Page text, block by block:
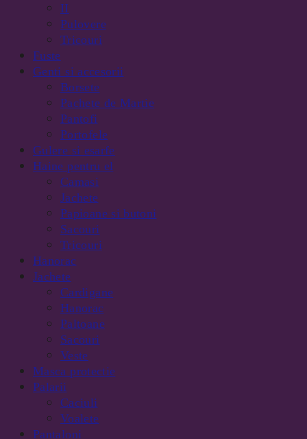
II
Pulovere
Tricouri
Fuste
Genti si accesorii
Borsete
Pachete de Martie
Pantofi
Portofele
Gulere si esarfe
Haine pentru el
Camasi
Jachete
Papioane si butoni
Sacouri
Tricouri
Hanorac
Jachete
Cardigane
Hanorac
Paltoane
Sacouri
Veste
Masca protectie
Palarii
Caciuli
Voalete
Pantaloni